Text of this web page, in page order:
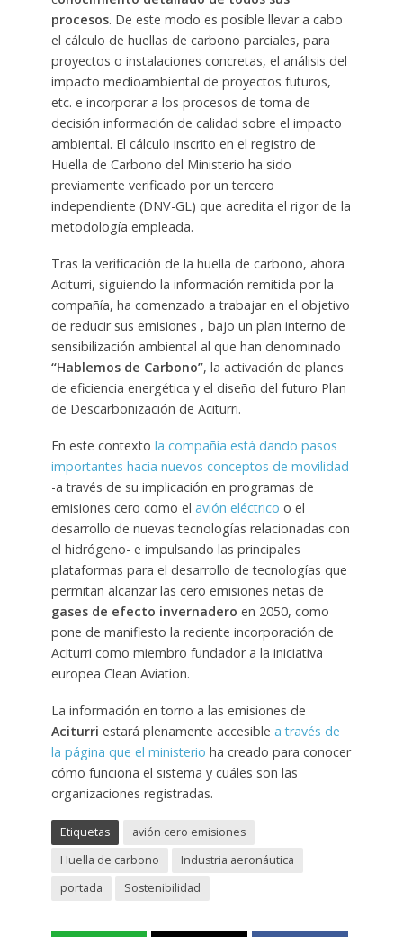
procesos. De este modo es posible llevar a cabo
el cálculo de huellas de carbono parciales, para
proyectos o instalaciones concretas, el análisis del
impacto medioambiental de proyectos futuros,
etc. e incorporar a los procesos de toma de
decisión información de calidad sobre el impacto
ambiental. El cálculo inscrito en el registro de
Huella de Carbono del Ministerio ha sido
previamente verificado por un tercero
independiente (DNV-GL) que acredita el rigor de la
metodología empleada.
Tras la verificación de la huella de carbono, ahora
Aciturri, siguiendo la información remitida por la
compañía, ha comenzado a trabajar en el objetivo
de reducir sus emisiones , bajo un plan interno de
sensibilización ambiental al que han denominado
“Hablemos de Carbono”, la activación de planes
de eficiencia energética y el diseño del futuro Plan
de Descarbonización de Aciturri.
En este contexto la compañía está dando pasos
importantes hacia nuevos conceptos de movilidad
-a través de su implicación en programas de
emisiones cero como el avión eléctrico o el
desarrollo de nuevas tecnologías relacionadas con
el hidrógeno- e impulsando las principales
plataformas para el desarrollo de tecnologías que
permitan alcanzar las cero emisiones netas de
gases de efecto invernadero en 2050, como
pone de manifiesto la reciente incorporación de
Aciturri como miembro fundador a la iniciativa
europea Clean Aviation.
La información en torno a las emisiones de
Aciturri estará plenamente accesible a través de
la página que el ministerio ha creado para conocer
cómo funciona el sistema y cuáles son las
organizaciones registradas.
Etiquetas
avión cero emisiones
Huella de carbono
Industria aeronáutica
portada
Sostenibilidad